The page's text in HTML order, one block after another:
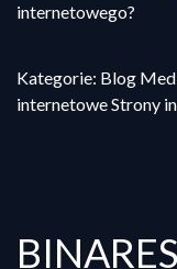
internetowego?
Kategorie: Blog
internetowe Strony